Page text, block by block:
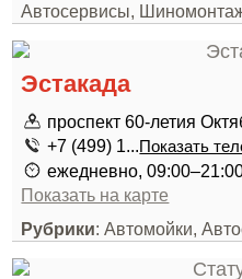
Автосервисы,
Эстакада
проспект 60-летия
+7 (499) 1...Показать
ежедневно,
Показать на карте
Рубрики: Автомойки,